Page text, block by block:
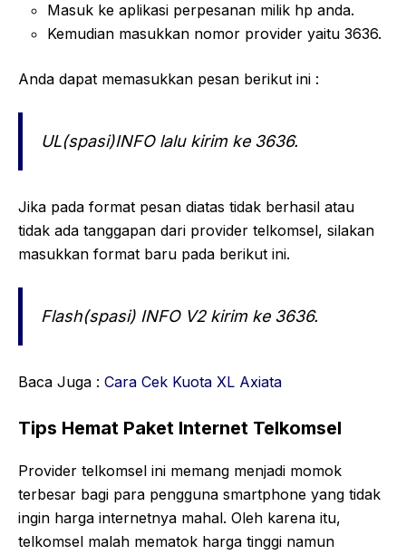
Masuk ke aplikasi perpesanan milik hp anda.
Kemudian masukkan nomor provider yaitu 3636.
Anda dapat memasukkan pesan berikut ini :
UL(spasi)INFO lalu kirim ke 3636.
Jika pada format pesan diatas tidak berhasil atau
tidak ada tanggapan dari provider telkomsel, silakan
masukkan format baru pada berikut ini.
Flash(spasi) INFO V2 kirim ke 3636.
Baca Juga : Cara Cek Kuota XL Axiata
Tips Hemat Paket Internet Telkomsel
Provider telkomsel ini memang menjadi momok
terbesar bagi para pengguna smartphone yang tidak
ingin harga internetnya mahal. Oleh karena itu,
telkomsel malah mematok harga tinggi namun